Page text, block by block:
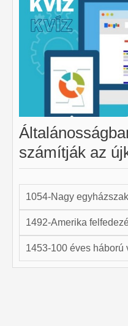
számítják az
1054-Nagy
1492-Amerika
1453-100 éves háború